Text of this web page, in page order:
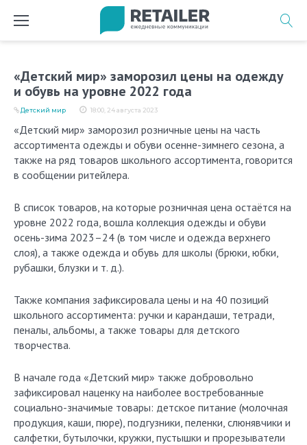
«Детский мир» заморозил цены на одежду
и обувь на уровне 2022 года
18:00, 24 августа 2023
Детский мир
«Детский мир» заморозил розничные цены на часть
ассортимента одежды и обуви осенне-зимнего сезона, а
также на ряд товаров школьного ассортимента, говорится
в сообщении ритейлера.
В список товаров, на которые розничная цена остаётся на
уровне 2022 года, вошла коллекция одежды и обуви
осень-зима 2023–24 (в том числе и одежда верхнего
слоя), а также одежда и обувь для школы (брюки, юбки,
рубашки, блузки и т. д.).
Также компания зафиксировала цены и на 40 позиций
школьного ассортимента: ручки и карандаши, тетради,
пеналы, альбомы, а также товары для детского
творчества.
В начале года «Детский мир» также добровольно
зафиксировал наценку на наиболее востребованные
социально-значимые товары: детское питание (молочная
продукция, каши, пюре), подгузники, пеленки, слюнявчики и
салфетки, бутылочки, кружки, пустышки и прорезыватели